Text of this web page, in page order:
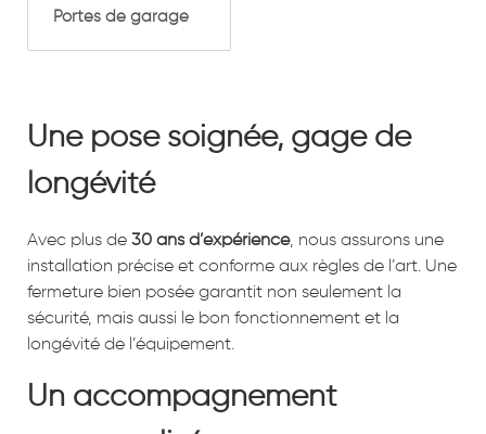
Portes de garage
Une pose soignée, gage de
longévité
Avec plus de 30 ans d’expérience, nous assurons une
installation précise et conforme aux règles de l’art. Une
fermeture bien posée garantit non seulement la
sécurité, mais aussi le bon fonctionnement et la
longévité de l’équipement.
Un accompagnement